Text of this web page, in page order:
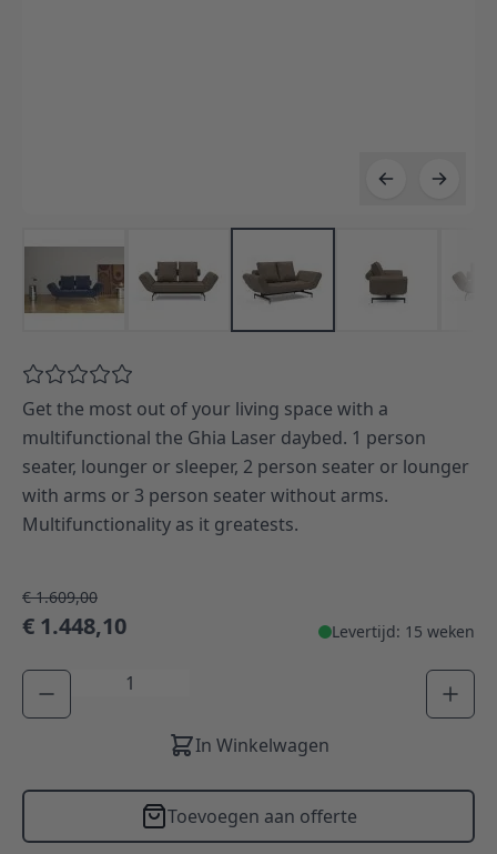
Get the most out of your living space with a
multifunctional the Ghia Laser daybed. 1 person
seater, lounger or sleeper, 2 person seater or lounger
with arms or 3 person seater without arms.
Multifunctionality as it greatests.
€ 1.609,00
€ 1.448,10 Levertijd: 15 weken
Aantal
In Winkelwagen
Toevoegen aan offerte